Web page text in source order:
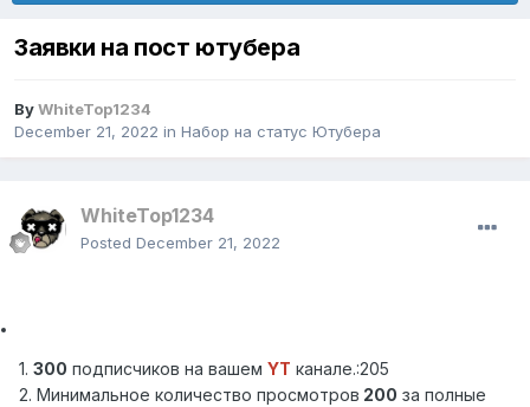
Заявки на пост ютубера
ByWhiteTop1234
December 21, 2022 in Набор на статус Ютубера
WhiteTop1234
Posted December 21, 2022
1. 300 подписчиков на вашем YT канале.:205
2. Минимальное количество просмотров 200 за полные